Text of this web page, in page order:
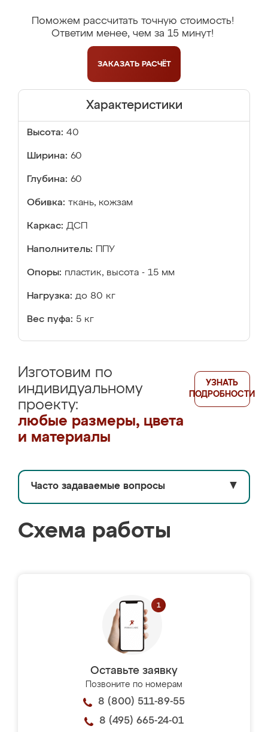
Поможем рассчитать точную стоимость!
Ответим менее, чем за 15 минут!
ЗАКАЗАТЬ РАСЧЁТ
Характеристики
Высота: 40
Ширина: 60
Глубина: 60
Обивка: ткань, кожзам
Каркас: ДСП
Наполнитель: ППУ
Опоры: пластик, высота - 15 мм
Нагрузка: до 80 кг
Вес пуфа: 5 кг
Изготовим по
индивидуальному
проекту:
любые размеры, цвета
и материалы
УЗНАТЬ
ПОДРОБНОСТИ
Часто задаваемые вопросы ▼
Схема работы
Оставьте заявку
Позвоните по номерам
8 (800) 511-89-55
8 (495) 665-24-01